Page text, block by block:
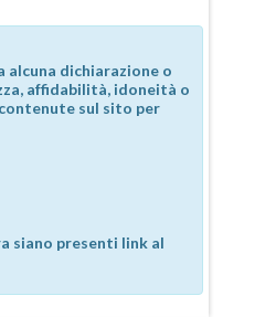
dichiarazione o
affidabilità, idoneità o
sul sito per
siano presenti link al